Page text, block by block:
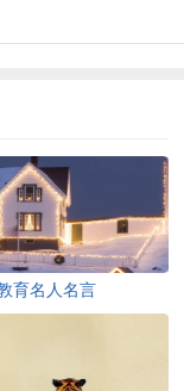
育名人名言